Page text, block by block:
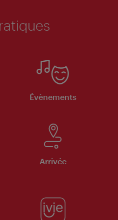
Évènements
Arrivée